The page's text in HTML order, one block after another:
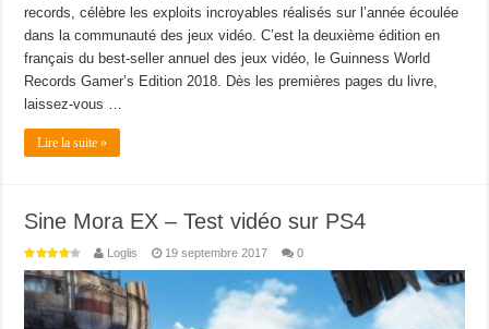
records, célèbre les exploits incroyables réalisés sur l’année écoulée
dans la communauté des jeux vidéo. C’est la deuxième édition en
français du best-seller annuel des jeux vidéo, le Guinness World
Records Gamer’s Edition 2018. Dès les premières pages du livre,
laissez-vous …
Lire la suite »
Sine Mora EX – Test vidéo sur PS4
Loglis 19 septembre 2017 0